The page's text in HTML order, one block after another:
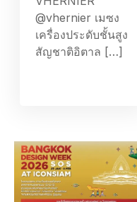
@vhernier เมซง
เครื่องประดับชั้นสูง
สัญชาติอิตาล […]